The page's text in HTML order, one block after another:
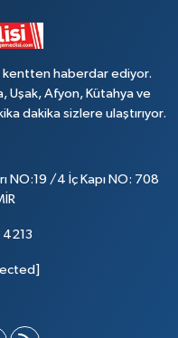
kentten haberdar ediyor.
Uşak, Afyon, Kütahya ve
dakika sizlere ulaştırıyor.
NO:19 /4 İç Kapı NO: 708